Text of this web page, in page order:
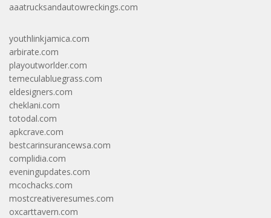
aaatrucksandautowreckings.com
youthlinkjamica.com
arbirate.com
playoutworlder.com
temeculabluegrass.com
eldesigners.com
cheklani.com
totodal.com
apkcrave.com
bestcarinsurancewsa.com
complidia.com
eveningupdates.com
mcochacks.com
mostcreativeresumes.com
oxcarttavern.com